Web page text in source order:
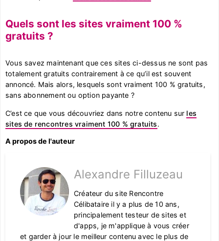
Quels sont les sites vraiment 100 %
gratuits ?
Vous savez maintenant que ces sites ci-dessus ne sont pas
totalement gratuits contrairement à ce qu’il est souvent
annoncé. Mais alors, lesquels sont vraiment 100 % gratuits,
sans abonnement ou option payante ?
C’est ce que vous découvriez dans notre contenu sur les
sites de rencontres vraiment 100 % gratuits.
A propos de l'auteur
Alexandre Filluzeau
Créateur du site Rencontre
Célibataire il y a plus de 10 ans,
principalement testeur de sites et
d'apps, je m'applique à vous créer
et garder à jour le meilleur contenu avec le plus de